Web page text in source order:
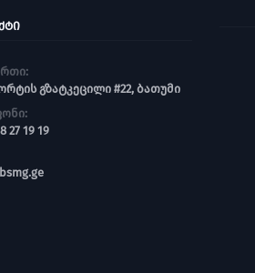
გზატკეცილი #22, ბათუმი
27 19 19